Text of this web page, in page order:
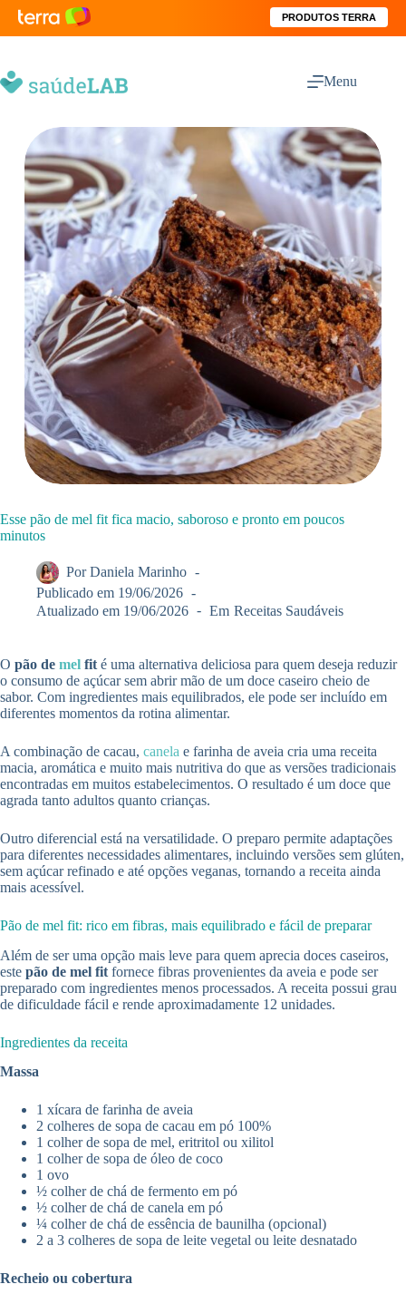
PRODUTOS TERRA
Menu
Esse pão de mel fit fica macio, saboroso e pronto em poucos
minutos
Por Daniela Marinho
Publicado em 19/06/2026
Atualizado em 19/06/2026 Em Receitas Saudáveis
O pão de mel fit é uma alternativa deliciosa para quem deseja reduzir
o consumo de açúcar sem abrir mão de um doce caseiro cheio de
sabor. Com ingredientes mais equilibrados, ele pode ser incluído em
diferentes momentos da rotina alimentar.
A combinação de cacau, canela e farinha de aveia cria uma receita
macia, aromática e muito mais nutritiva do que as versões tradicionais
encontradas em muitos estabelecimentos. O resultado é um doce que
agrada tanto adultos quanto crianças.
Outro diferencial está na versatilidade. O preparo permite adaptações
para diferentes necessidades alimentares, incluindo versões sem glúten,
sem açúcar refinado e até opções veganas, tornando a receita ainda
mais acessível.
Pão de mel fit: rico em fibras, mais equilibrado e fácil de preparar
Além de ser uma opção mais leve para quem aprecia doces caseiros,
este pão de mel fit fornece fibras provenientes da aveia e pode ser
preparado com ingredientes menos processados. A receita possui grau
de dificuldade fácil e rende aproximadamente 12 unidades.
Ingredientes da receita
Massa
1 xícara de farinha de aveia
2 colheres de sopa de cacau em pó 100%
1 colher de sopa de mel, eritritol ou xilitol
1 colher de sopa de óleo de coco
1 ovo
½ colher de chá de fermento em pó
½ colher de chá de canela em pó
¼ colher de chá de essência de baunilha (opcional)
2 a 3 colheres de sopa de leite vegetal ou leite desnatado
Recheio ou cobertura